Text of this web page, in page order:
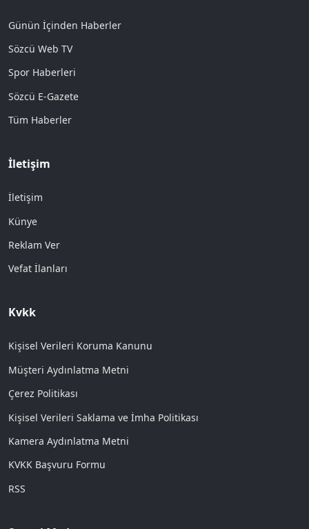
Günün İçinden Haberler
Sözcü Web TV
Spor Haberleri
Sözcü E-Gazete
Tüm Haberler
İletişim
İletişim
Künye
Reklam Ver
Vefat İlanları
Kvkk
Kişisel Verileri Koruma Kanunu
Müşteri Aydınlatma Metni
Çerez Politikası
Kişisel Verileri Saklama ve İmha Politikası
Kamera Aydınlatma Metni
KVKK Başvuru Formu
RSS